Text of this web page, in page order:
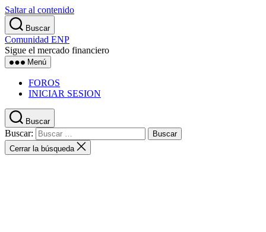
Saltar al contenido
Buscar
Comunidad ENP
Sigue el mercado financiero
Menú
FOROS
INICIAR SESION
Buscar
Buscar:
Cerrar la búsqueda